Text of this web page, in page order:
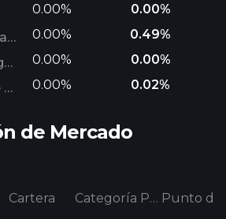
0.00%
0.00%
Asia Desarrollada
0.00%
0.49%
Europa Emergente
0.00%
0.00%
África/Oriente Medio
0.00% 0.02%
de Mercado
Cartera Categoría Promedio